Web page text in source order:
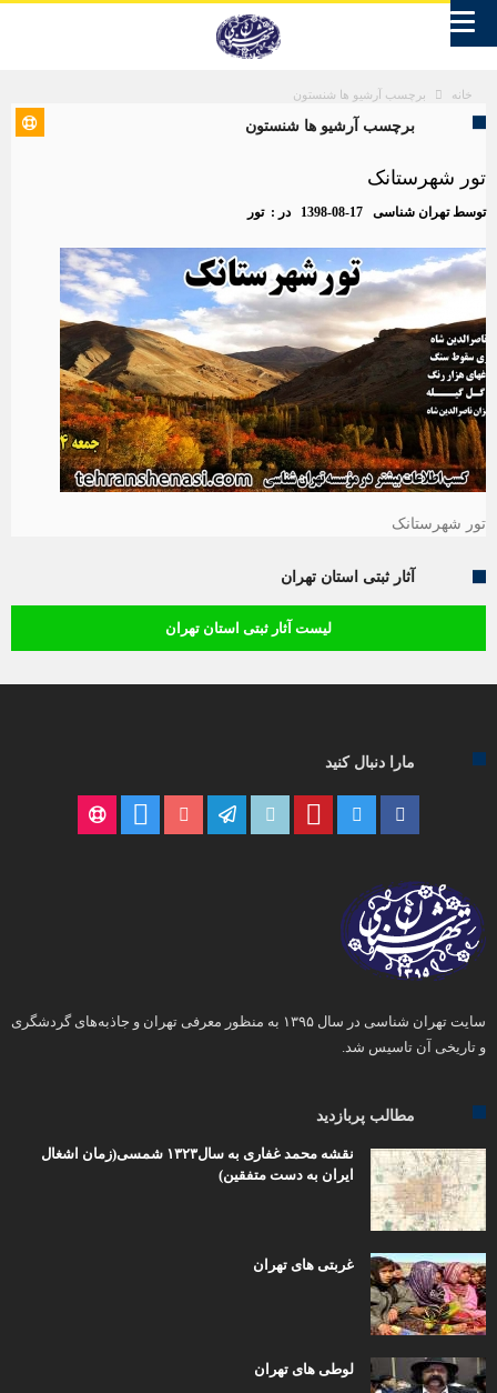
خانه برچسب آرشیو ها شنستون
برچسب آرشیو ها شنستون
تور شهرستانک
توسطتهران شناسی 1398-08-17 در :تور
تور شهرستانک
آثار ثبتی استان تهران
لیست آثار ثبتی استان تهران
مارا دنبال کنید
سایت تهران شناسی در سال ۱۳۹۵ به منظور معرفی تهران و جاذبه‌های گردشگری
و تاریخی آن تاسیس شد.
مطالب پربازدید
نقشه محمد غفاری به سال۱۳۲۳ شمسی(زمان اشغال
ایران به دست متفقین)
غربتی های تهران
لوطی های تهران